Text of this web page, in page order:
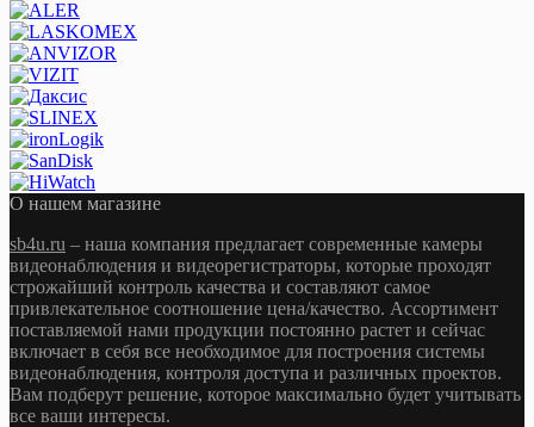
О нашем магазине
sb4u.ru – наша компания предлагает современные камеры
видеонаблюдения и видеорегистраторы, которые проходят
строжайший контроль качества и составляют самое
привлекательное соотношение цена/качество. Ассортимент
поставляемой нами продукции постоянно растет и сейчас
включает в себя все необходимое для построения системы
видеонаблюдения, контроля доступа и различных проектов.
Вам подберут решение, которое максимально будет учитывать
все ваши интересы.